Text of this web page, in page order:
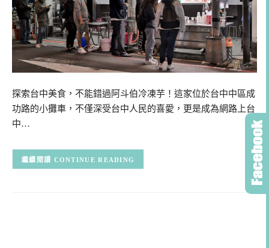
探索台中美食，不能錯過阿斗伯冷凍芋！這家位於台中中區成
功路的小攤車，不僅深受台中人民的喜愛，更是成為網路上台
中…
CONTINUE READING